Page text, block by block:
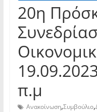
20η
π.μ
Ανακοίνωση,Συμβούλιο,